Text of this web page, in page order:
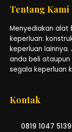
Tentang Kami
Menyediakan alat
keperluan:
keperluan lainnya.
anda beli
segala keperluan
Kontak
0819 1047